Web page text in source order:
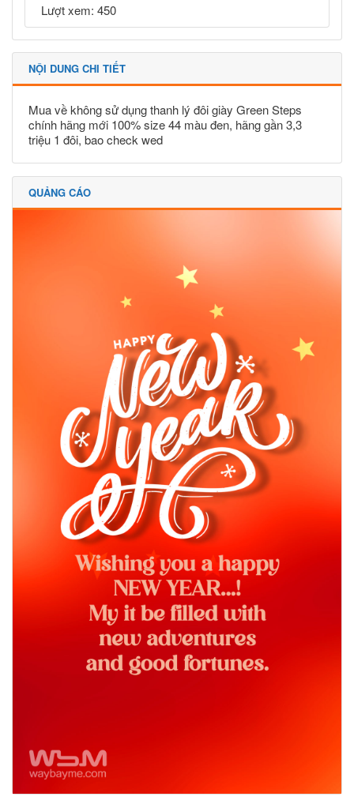
Lượt xem: 450
NỘI DUNG CHI TIẾT
Mua về không sử dụng thanh lý đôi giày Green Steps
chính hãng mới 100% size 44 màu đen, hãng gần 3,3
triệu 1 đôi, bao check wed
QUẢNG CÁO